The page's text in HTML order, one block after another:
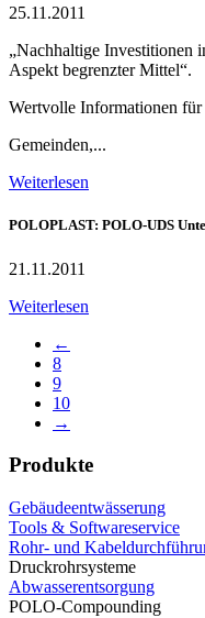
25.11.2011
„Nachhaltige Investitionen
Aspekt begrenzter Mittel“.
Wertvolle Informationen für
Gemeinden,...
Weiterlesen
POLOPLAST: POLO-UDS
21.11.2011
Weiterlesen
←
8
9
10
→
Produkte
Gebäudeentwässerung
Tools & Softwareservice
Rohr- und
Druckrohrsysteme
Abwasserentsorgung
POLO-Compounding